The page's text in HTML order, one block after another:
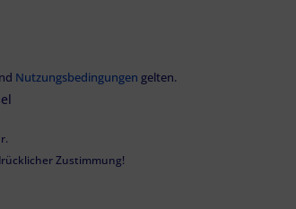
Nutzungsbedingungen gelten.
Zustimmung!